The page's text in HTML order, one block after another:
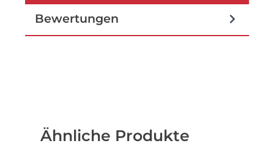
Bewertungen
Produktgalerie überspringen
Ähnliche Produkte